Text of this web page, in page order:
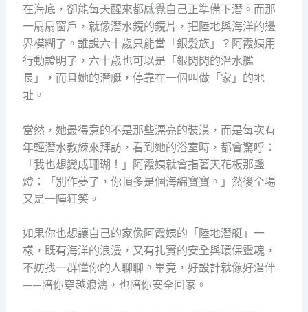
在海底，卻能每天醒來都感覺自己正準備下潛。而那
一扇扇窗戶，就像潛水鏡的鏡片，把陸地與海洋的邊
界模糊了。誰說六十歲只能當「銀髮族」？阿霞姨用
行動證明了，六十歲也可以是「銀閃閃的潛水艦
長」，而且她的潛艇，停靠在一個叫做「家」的地
址。
當然，她最得意的不是那些漂亮的裝潢，而是每次有
年輕潛水教練來拜訪，看到她的浴室時，都會驚呼：
「我也想變成珊瑚！」阿霞姨就會指著天花板那盞
燈：「別作夢了，你頂多是個海綿寶寶。」然後全場
又是一陣狂笑。
如果你也想讓自己的家像阿霞姨的「陸地潛艇」一
樣，既有海洋的浪漫，又有扎實的安全與環保靈魂，
不妨找一群懂你的人聊聊。畢竟，好設計就像好潛伴
——陪你穿越浪濤，也陪你安全回家。